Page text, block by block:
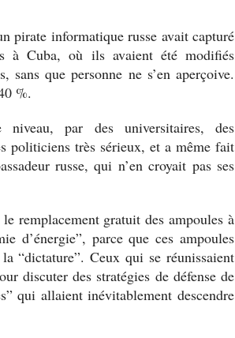
pirate informatique russe avait capturé
à Cuba, où ils avaient été modifiés
sans que personne ne s’en aperçoive.
%.
par des universitaires, des
politiciens très sérieux, et a même fait
russe, qui n’en croyait pas ses
remplacement gratuit des ampoules à
d’énergie”, parce que ces ampoules
“dictature”. Ceux qui se réunissaient
discuter des stratégies de défense de
qui allaient inévitablement descendre